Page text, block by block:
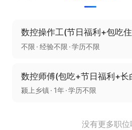
数控操作工(节日福利+包吃
不限 经验不限 学历不限
数控师傅(包吃+节日福利+长
颍上乡镇 1年 学历不限
没有更多职位